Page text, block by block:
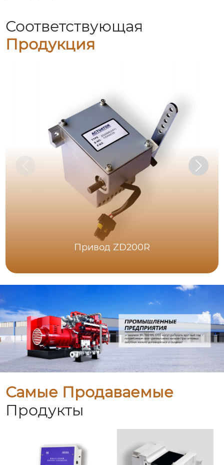
Соответствующая
Продукция
Привод ZD200R
Самые Продаваемые
Продукты